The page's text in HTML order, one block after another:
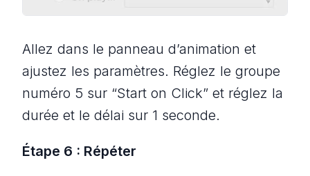
Allez dans le panneau d’animation et
ajustez les paramètres. Réglez le groupe
numéro 5 sur “Start on Click” et réglez la
durée et le délai sur 1 seconde.
Étape 6 : Répéter